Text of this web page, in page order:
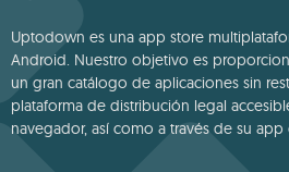
Uptodown es una app store
Android. Nuestro objetivo es
un gran catálogo de aplicaciones sin
plataforma de distribución legal
navegador, así como a través de su app